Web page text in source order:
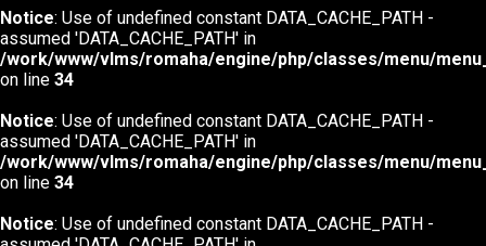
Notice: Use of undefined constant DATA_CACHE_PATH -
assumed 'DATA_CACHE_PATH' in
/work/www/vlms/romaha/engine/php/classes/menu/
on line 34
Notice: Use of undefined constant DATA_CACHE_PATH -
assumed 'DATA_CACHE_PATH' in
/work/www/vlms/romaha/engine/php/classes/menu/
on line 34
Notice: Use of undefined constant DATA_CACHE_PATH -
Rus
Вход Регистрация